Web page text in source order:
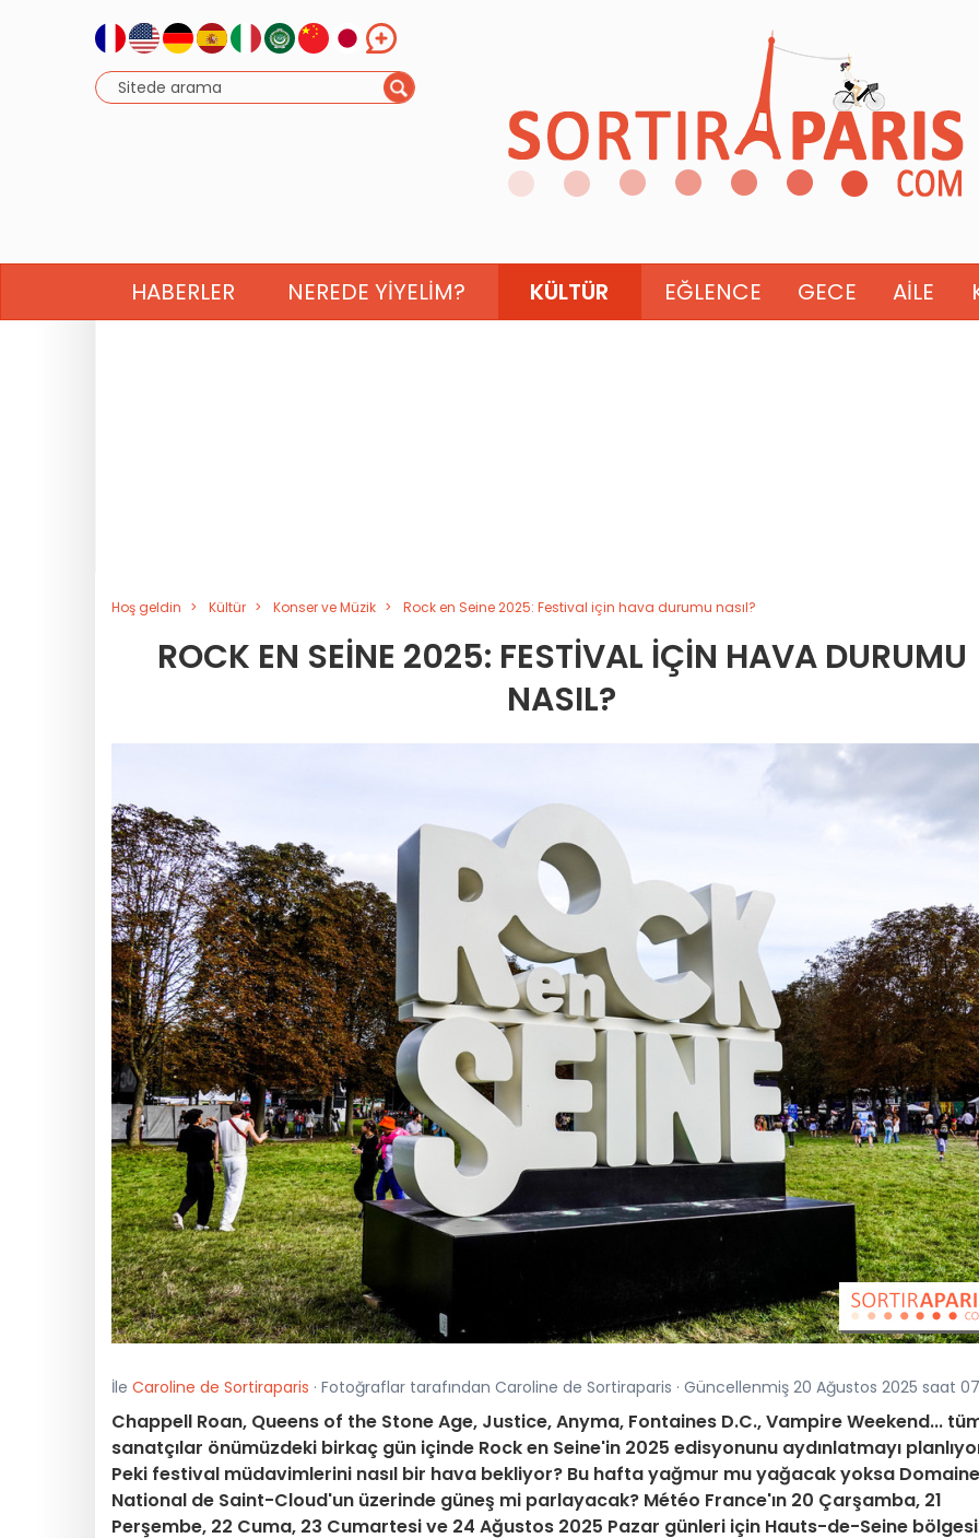
HABERLER NEREDE YIYELIM? KÜLTÜR EĞLENCE GECE AILE
Hoş geldin Kültür Konser ve Müzik Rock en Seine 2025: Festival için hava durumu nasıl?
ROCK EN SEINE 2025: FESTIVAL IÇIN HAVA DURUMU
NASIL?
İle Caroline de Sortiraparis · Fotoğraflar tarafından Caroline de Sortiraparis · Güncellenmiş 20 Ağustos 2025 saat
Chappell Roan, Queens of the Stone Age, Justice, Anyma, Fontaines D.C., Vampire Weekend...
sanatçılar önümüzdeki birkaç gün içinde Rock en Seine'in 2025 edisyonunu aydınlatmayı
Peki festival müdavimlerini nasıl bir hava bekliyor? Bu hafta yağmur mu yağacak yoksa Domaine
National de Saint-Cloud'un üzerinde güneş mi parlayacak? Météo France'ın 20 Çarşamba, 21
Perşembe, 22 Cuma, 23 Cumartesi ve 24 Ağustos 2025 Pazar günleri için Hauts-de-Seine